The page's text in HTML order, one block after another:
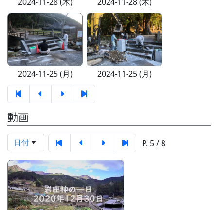
2024-11-25 (月) 2024-11-25 (月)
動画
日付 P. 5 / 8